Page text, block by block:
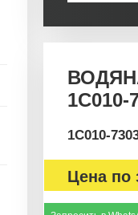
1C010-
1C010-
Цена по